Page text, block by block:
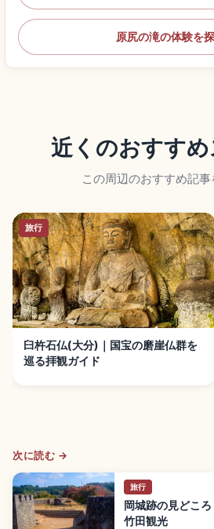
原尻の滝の体験を
近くのおすすめ
この周辺のおすすめ記事
旅行
臼杵石仏(大分)｜国宝の磨崖仏群を
巡る拝観ガイド
次に読む →
旅行
岡城跡の見どこ
竹田観光